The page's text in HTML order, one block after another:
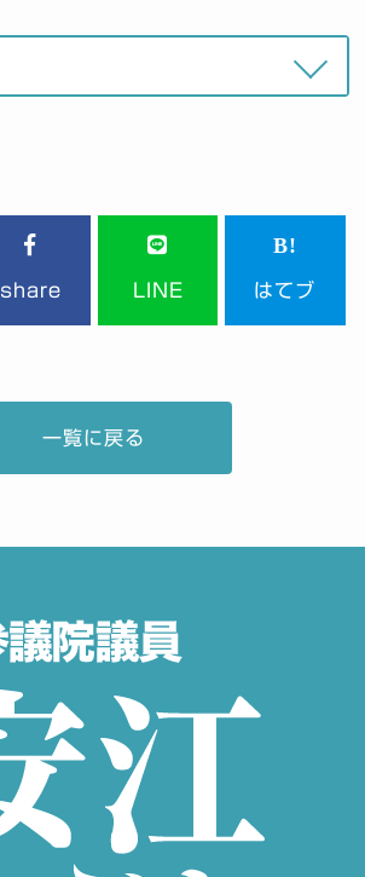
share LINE はてブ
一覧に戻る